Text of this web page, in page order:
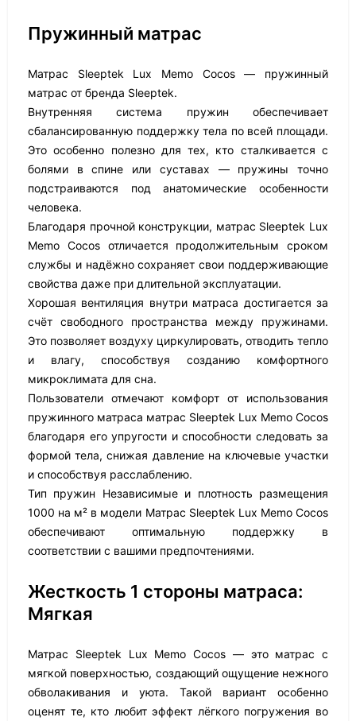
Пружинный матрас
Матрас Sleeptek Lux Memo Cocos — пружинный
матрас от бренда Sleeptek.
Внутренняя система пружин обеспечивает
сбалансированную поддержку тела по всей площади.
Это особенно полезно для тех, кто сталкивается с
болями в спине или суставах — пружины точно
подстраиваются под анатомические особенности
человека.
Благодаря прочной конструкции, матрас Sleeptek Lux
Memo Cocos отличается продолжительным сроком
службы и надёжно сохраняет свои поддерживающие
свойства даже при длительной эксплуатации.
Хорошая вентиляция внутри матраса достигается за
счёт свободного пространства между пружинами.
Это позволяет воздуху циркулировать, отводить тепло
и влагу, способствуя созданию комфортного
микроклимата для сна.
Пользователи отмечают комфорт от использования
пружинного матраса матрас Sleeptek Lux Memo Cocos
благодаря его упругости и способности следовать за
формой тела, снижая давление на ключевые участки
и способствуя расслаблению.
Тип пружин Независимые и плотность размещения
1000 на м² в модели Матрас Sleeptek Lux Memo Cocos
обеспечивают оптимальную поддержку в
соответствии с вашими предпочтениями.
Жесткость 1 стороны матраса:
Мягкая
Матрас Sleeptek Lux Memo Cocos — это матрас с
мягкой поверхностью, создающий ощущение нежного
обволакивания и уюта. Такой вариант особенно
оценят те, кто любит эффект лёгкого погружения во